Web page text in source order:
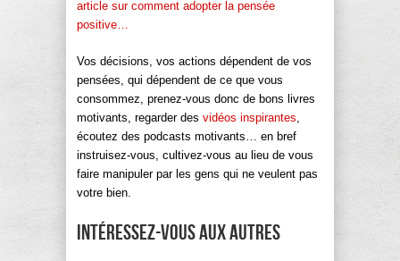
article sur comment adopter la pensée
positive…
Vos décisions, vos actions dépendent de vos
pensées, qui dépendent de ce que vous
consommez, prenez-vous donc de bons livres
motivants, regarder des vidéos inspirantes,
écoutez des podcasts motivants… en bref
instruisez-vous, cultivez-vous au lieu de vous
faire manipuler par les gens qui ne veulent pas
votre bien.
Intéressez-vous aux autres